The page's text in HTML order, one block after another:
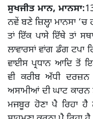
ਸੁਖਜੀਤ ਮਾਨ, ਮਾਨਸਾ:
ਨਵੇਂ ਬਣੇ ਜ਼ਿਲ੍ਹਾ ਮਾਨਸਾ ‘ਚ
ਤਾਂ ਇੱਕ ਪਾਸੇ ਇੱਥੇ ਤਾਂ
ਲਾਵਾਰਸਾਂ ਵਾਂਗ ਡੰਗ ਟਪਾ
ਵਾਈਸ ਪ੍ਰਧਾਨ ਆਦਿ ਤੋਂ
ਵੀ ਕਰੀਬ ਅੱਧੀ
ਅਸਾਮੀਆਂ ਦੀ ਘਾਟ
ਮਜਬੂਰ ਹੋਣਾ ਪੈ ਰਿਹਾ